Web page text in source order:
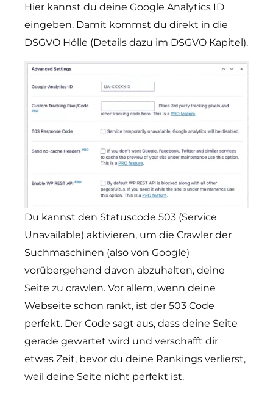
Hier kannst du deine Google Analytics ID
eingeben. Damit kommst du direkt in die
DSGVO Hölle (Details dazu im DSGVO Kapitel).
Du kannst den Statuscode 503 (Service
Unavailable) aktivieren, um die Crawler der
Suchmaschinen (also von Google)
vorübergehend davon abzuhalten, deine
Seite zu crawlen. Vor allem, wenn deine
Webseite schon rankt, ist der 503 Code
perfekt. Der Code sagt aus, dass deine Seite
gerade gewartet wird und verschafft dir
etwas Zeit, bevor du deine Rankings verlierst,
weil deine Seite nicht perfekt ist.